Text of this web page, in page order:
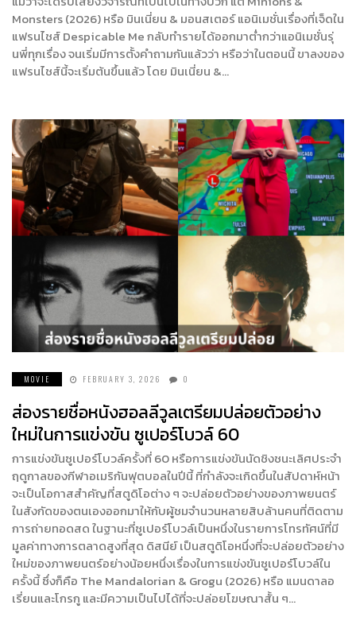
Monsters (2026) หรือ มินเนี่ยน & มอนสเตอร์ แอนิเมชั่นเรื่องที่เจ็ดใน
แฟรนไชส์ Despicable Me กลับทำรายได้ออกมาตํ่ากว่าแอนิเมชั่นรุ่
นพี่ทุกเรื่อง จนเริ่มมีการตั้งคำถามกันแล้วว่า หรือว่าในตอนนี้ ขาลงของ
แฟรนไชส์นี้จะเริ่มต้นขึ้นแล้ว โดย มินเนี่ยน &…
MOVIE FEBRUARY 3, 2026 0
ส่องรายชื่อหนังฮอลลีวูลเตรียมปล่อยตัวอย่าง
ใหม่ในการแข่งขัน ซูเปอร์โบวล์ 60
การแข่งขันซูเปอร์โบวล์ครั้งที่ 60 หรือการแข่งขันนัดชิงชนะเลิศประจำ
ฤดูกาลของกีฬาอเมริกันฟุตบอลในปีนี้ ที่กำลังจะเกิดขึ้นในสัปดาห์หน้า
จะเป็นโอกาสสำคัญที่สตูดิโอต่าง ๆ จะปล่อยตัวอย่างของภาพยนตร์
ในสังกัดของตนเองออกมาให้กับผู้ชมจำนวนหลายสิบล้านคนที่ติดตาม
การถ่ายทอดสด ในฐานะที่ซูเปอร์โบวล์เป็นหนึ่งในรายการโทรทัศน์ที่มี
มูลค่าทางการตลาดสูงที่สุด ดิสนีย์ เป็นสตูดิโอหนึ่งที่จะปล่อยตัวอย่าง
ใหม่ของภาพยนตร์อย่างน้อยหนึ่งเรื่องในการแข่งขันซูเปอร์โบวล์ใน
ครั้งนี้ ซึ่งก็คือ The Mandalorian & Grogu (2026) หรือ แมนดาลอ
เรี่ยนและโกรกู และมีความเป็นไปได้ที่จะปล่อยโฆษณาสั้น ๆ…